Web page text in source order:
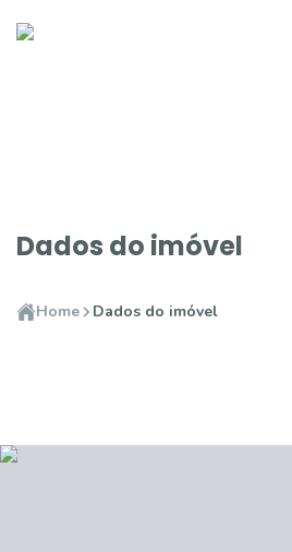
Dados do imóvel
Home Dados do imóvel